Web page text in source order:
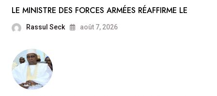
LE MINISTRE DES FORCES ARMÉES RÉAFFIRME LE
Rassul Seck août 7, 2026